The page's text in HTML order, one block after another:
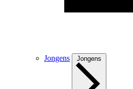
Jongens Jongens